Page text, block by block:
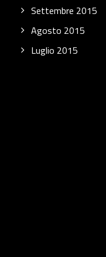
Settembre 2015
Agosto 2015
Luglio 2015